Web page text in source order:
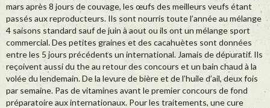
mars après 8 jours de couvage, les œufs des meilleurs veufs étant
passés aux reproducteurs. Ils sont nourris toute l’année au mélange
4 saisons standard sauf de juin à aout ou ils ont un mélange sport
commercial. Des petites graines et des cacahuètes sont données
entre les 5 jours précédents un international. Jamais de dépuratif. Ils
reçoivent aussi du the au retour des concours et un bain chaud à la
volée du lendemain. De la levure de bière et de l’huile d’ail, deux fois
par semaine. Pas de vitamines avant le premier concours de fond
préparatoire aux internationaux. Pour les traitements, une cure